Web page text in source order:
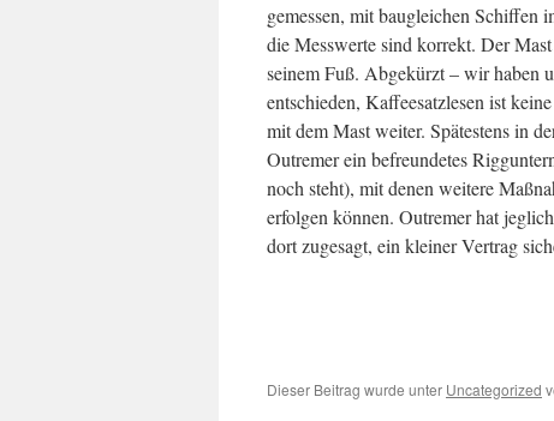
gemessen, mit baugleichen Schiffen
die Messwerte sind korrekt. Der
seinem Fuß. Abgekürzt – wir haben
entschieden, Kaffeesatzlesen ist
mit dem Mast weiter. Spätestens in
Outremer ein befreundetes
noch steht), mit denen weitere
erfolgen können. Outremer hat
dort zugesagt, ein kleiner Vertrag
Dieser Beitrag wurde unter Uncategorized